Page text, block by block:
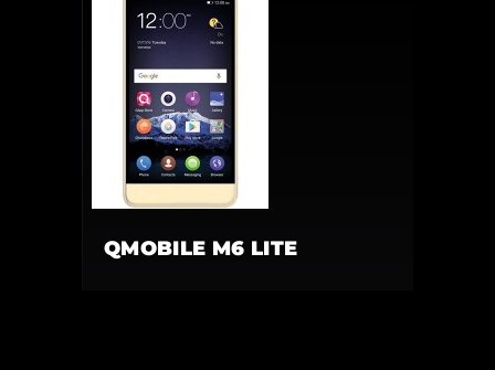
QMOBILE M6 LITE